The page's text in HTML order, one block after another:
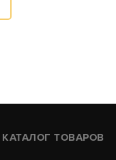
КАТАЛОГ ТОВАРОВ